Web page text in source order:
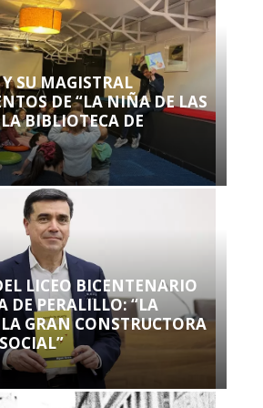
SU MAGISTRAL
DE “LA NIÑA DE LAS
BIBLIOTECA DE
LICEO BICENTENARIO
DE PERALILLO: “LA
LA GRAN CONSTRUCTORA